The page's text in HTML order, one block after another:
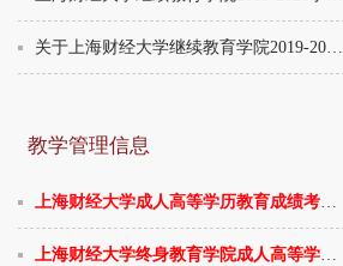
关于上海财经大学继续教育学院2019-2020学年第二学期 成人高等学历教育开展线上教学
教学管理信息
上海财经大学成人高等学历教育成绩考核与绩点对照表（...
上海财经大学终身教育学院成人高等学历证书遗失证明办...